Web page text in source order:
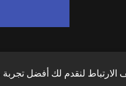
لنقدم لك أفضل تجربة